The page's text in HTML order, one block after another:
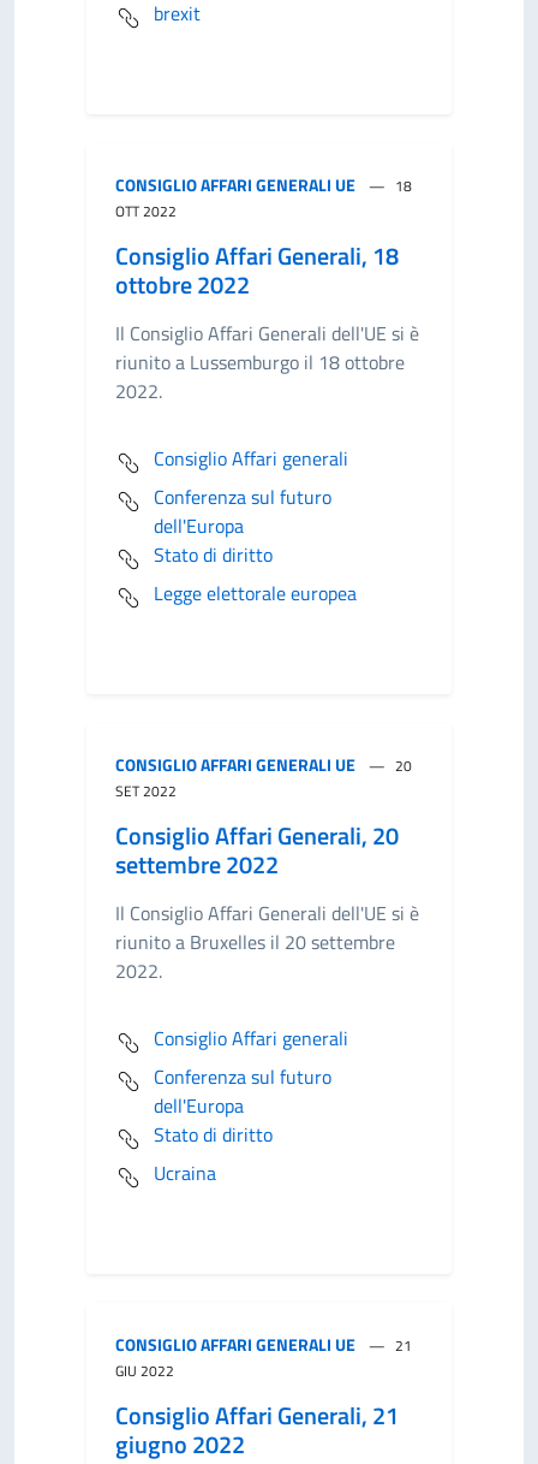
brexit
CONSIGLIO AFFARI GENERALI UE
18
OTT 2022
Consiglio Affari Generali, 18
ottobre 2022
Il Consiglio Affari Generali dell'UE si è
riunito a Lussemburgo il 18 ottobre
2022.
Consiglio Affari generali
Conferenza sul futuro
dell'Europa
Stato di diritto
Legge elettorale europea
CONSIGLIO AFFARI GENERALI UE
20
SET 2022
Consiglio Affari Generali, 20
settembre 2022
Il Consiglio Affari Generali dell'UE si è
riunito a Bruxelles il 20 settembre
2022.
Consiglio Affari generali
Conferenza sul futuro
dell'Europa
Stato di diritto
Ucraina
CONSIGLIO AFFARI GENERALI UE
21
GIU 2022
Consiglio Affari Generali, 21
giugno 2022